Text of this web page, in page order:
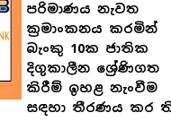
පරිමාණය නැවත
ක්‍රමාංකනය කරමින්
බැංකු 10ක ජාතික
දිගුකාලීන ශ්‍රේණිගත
කිරීම් ඉහළ නැංවීම
සඳහා තීරණය කර